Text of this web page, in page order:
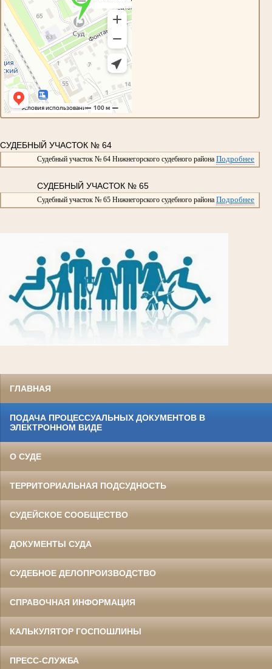
СУДЕБНЫЙ УЧАСТОК № 64
Судебный участок № 64 Нижнегорского судебного района Подробнее
СУДЕБНЫЙ УЧАСТОК № 65
Судебный участок № 65 Нижнегорского судебного района Подробнее
ГЛАВНАЯ
ПОДАЧА ПРОЦЕССУАЛЬНЫХ ДОКУМЕНТОВ В
ЭЛЕКТРОННОМ ВИДЕ
О СУДЕ
ТЕРРИТОРИАЛЬНАЯ ПОДСУДНОСТЬ
СУДЕЙСКОЕ СООБЩЕСТВО
ДОКУМЕНТЫ СУДА
СУДЕБНОЕ ДЕЛОПРОИЗВОДСТВО
СПРАВОЧНАЯ ИНФОРМАЦИЯ
КАЛЬКУЛЯТОР ГОСПОШЛИНЫ
ПРЕСС-СЛУЖБА